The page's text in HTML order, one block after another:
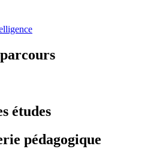
études
pédagogique